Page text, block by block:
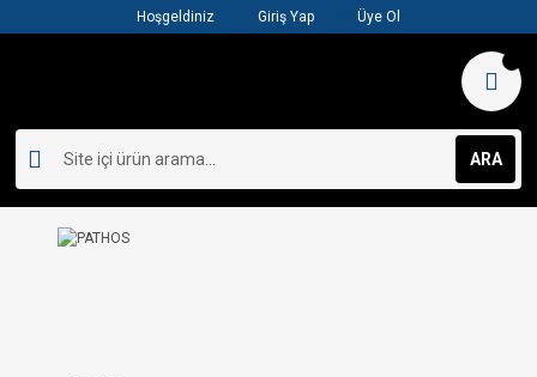
Hoşgeldiniz Giriş Yap Üye Ol
ARA